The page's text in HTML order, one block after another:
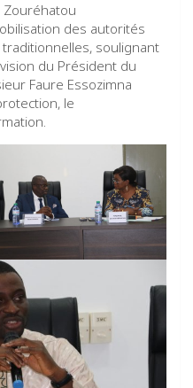
Zouréhatou
des autorités
soulignant
du Président du
Faure Essozimna
le